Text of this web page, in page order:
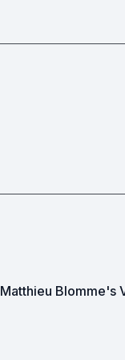
Matthieu Blomme's